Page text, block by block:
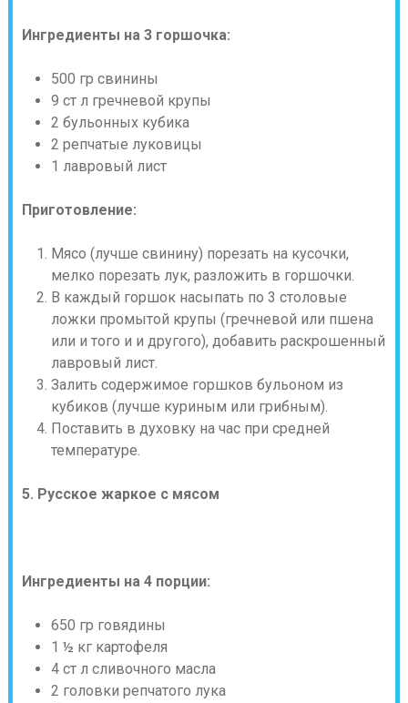
Ингредиенты на 3 горшочка:
500 гр свинины
9 ст л гречневой крупы
2 бульонных кубика
2 репчатые луковицы
1 лавровый лист
Приготовление:
Мясо (лучше свинину) порезать на кусочки,
мелко порезать лук, разложить в горшочки.
В каждый горшок насыпать по 3 столовые
ложки промытой крупы (гречневой или пшена
или и того и и другого), добавить раскрошенный
лавровый лист.
Залить содержимое горшков бульоном из
кубиков (лучше куриным или грибным).
Поставить в духовку на час при средней
температуре.
5. Русское жаркое с мясом
Ингредиенты на 4 порции:
650 гр говядины
1 ½ кг картофеля
4 ст л сливочного масла
2 головки репчатого лука